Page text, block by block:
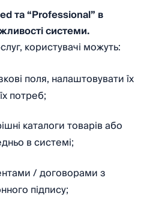
та “Professional” в
системи.
користувачі можуть:
поля, налаштовувати їх
потреб;
каталоги товарів або
в системі;
/ договорами з
підпису;